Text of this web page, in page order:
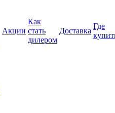
Акции
Как
стать
дилером
Доставка
Где